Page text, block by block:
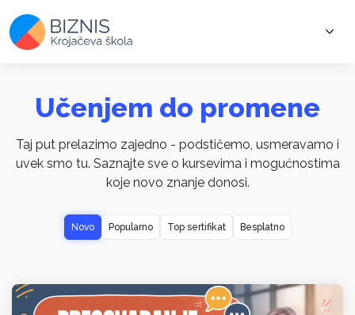
Učenjem do promene
Taj put prelazimo zajedno - podstičemo, usmeravamo i
uvek smo tu. Saznajte sve o kursevima i mogućnostima
koje novo znanje donosi.
Novo Popularno Top sertifikat Besplatno